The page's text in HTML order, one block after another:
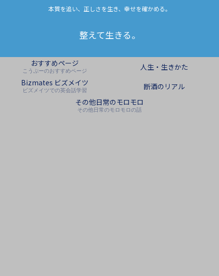
本質を追い、正しさを生き、幸せを確かめる。
整えて生きる。
おすすめページ
こうぷーのおすすめページ
人生・生きかた
Bizmates ビズメイツ
ビズメイツでの英会話学習
断酒のリアル
その他日常のモロモロ
その他日常のモロモロの話